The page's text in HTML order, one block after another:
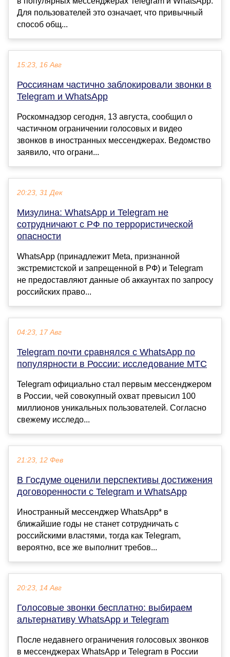
Для пользователей это означает, что привычный
способ общ...
15:23, 16 Авг
Россиянам частично заблокировали звонки в
Telegram и WhatsApp
Роскомнадзор сегодня, 13 августа, сообщил о
частичном ограничении голосовых и видео
звонков в иностранных мессенджерах. Ведомство
заявило, что ограни...
20:23, 31 Дек
Мизулина: WhatsApp и Telegram не
сотрудничают с РФ по террористической
опасности
WhatsApp (принадлежит Meta, признанной
экстремистской и запрещенной в РФ) и Telegram
не предоставляют данные об аккаунтах по запросу
российских право...
04:23, 17 Авг
Telegram почти сравнялся с WhatsApp по
популярности в России: исследование МТС
Telegram официально стал первым мессенджером
в России, чей совокупный охват превысил 100
миллионов уникальных пользователей. Согласно
свежему исследо...
21:23, 12 Фев
В Госдуме оценили перспективы достижения
договоренности с Telegram и WhatsApp
Иностранный мессенджер WhatsApp* в
ближайшие годы не станет сотрудничать с
российскими властями, тогда как Telegram,
вероятно, все же выполнит требов...
20:23, 14 Авг
Голосовые звонки бесплатно: выбираем
альтернативу WhatsApp и Telegram
После недавнего ограничения голосовых звонков
в мессенджерах WhatsApp и Telegram в России